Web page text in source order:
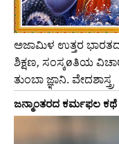
ಅಜಾಮಿಳ ಉತ್ತರ
ಶಿಕ್ಷಣ, ಸಂಸ್ಕøತಿಯ
ತುಂಬಾ ಜ್ಞಾನಿ. ವೇದಶಾಸ್ತ್ರ
ಜನ್ಮಾಂತರದ ಕರ್ಮಫಲ ಕಥೆ